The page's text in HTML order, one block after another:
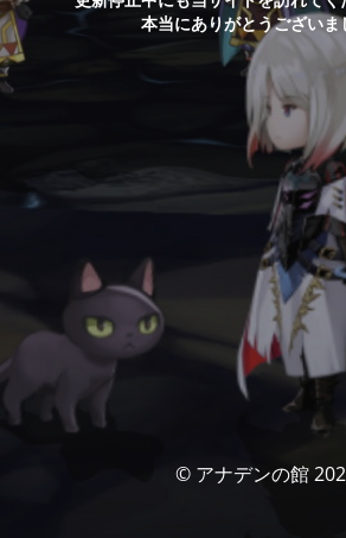
本当にありがとうございま
© アナデンの館